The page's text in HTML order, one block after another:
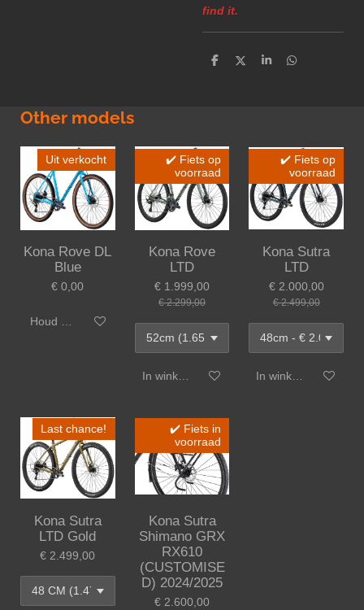
find it.
D
D
S
D
Other models
Uit verkocht
Kona Rove DL
Blue
€ 0,00
Houd mij op de hoogte
✔️ Fiets op
voorraad
Kona Rove
LTD
€ 1.999,00
€ 2.299,00
In winkelwagen
✔️ Fiets op
voorraad
Kona Sutra
LTD
€ 2.000,00
€ 2.499,00
In winkelwagen
Last chance!
Kona Sutra
LTD Gold
€ 2.499,00
✔️ Fiets in
voorraad
Kona Sutra
Shimano GRX
RX610
(CUSTOMISE
D) 2024/2025
€ 2.600,00